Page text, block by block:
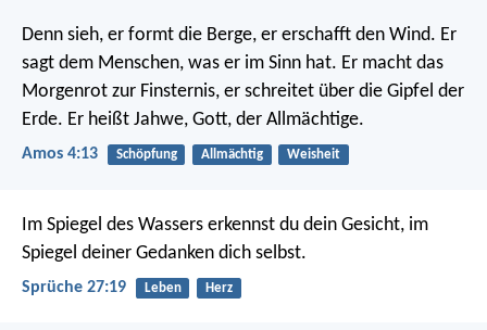
Denn sieh, er formt die Berge, er erschafft den Wind. Er
sagt dem Menschen, was er im Sinn hat. Er macht das
Morgenrot zur Finsternis, er schreitet über die Gipfel der
Erde. Er heißt Jahwe, Gott, der Allmächtige.
Amos 4:13 Schöpfung Allmächtig Weisheit
Im Spiegel des Wassers erkennst du dein Gesicht, im
Spiegel deiner Gedanken dich selbst.
Sprüche 27:19 Leben Herz